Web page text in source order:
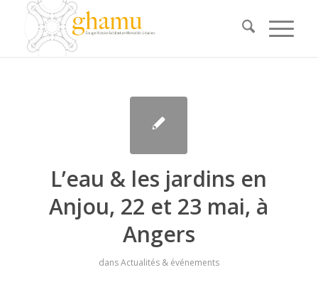
L’eau & les jardins en
Anjou, 22 et 23 mai, à
Angers
dansActualités & événements